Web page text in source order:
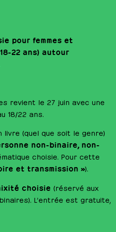
pour femmes et
22 ans) autour
revient le 27 juin avec une
18/22 ans.
(quel que soit le genre)
non-binaire, non-
choisie. Pour cette
et transmission »).
choisie (réservé aux
L’entrée est gratuite,